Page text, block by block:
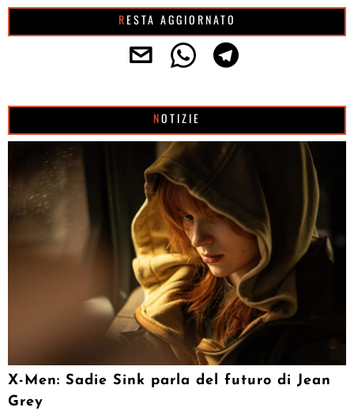
RESTA AGGIORNATO
NOTIZIE
X-Men: Sadie Sink parla del futuro di Jean
Grey